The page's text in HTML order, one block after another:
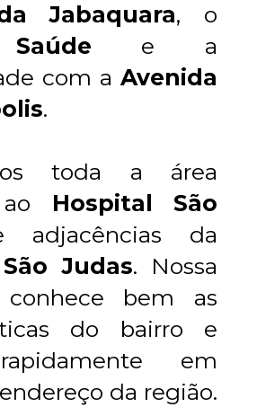
Jabaquara
e a
com a Avenida
.
toda a área
ao Hospital São
Judas. Nossa
conhece bem as
do bairro e
em
da região.